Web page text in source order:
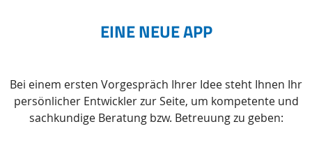
EINE NEUE APP
Bei einem ersten Vorgespräch Ihrer Idee steht Ihnen Ihr
persönlicher Entwickler zur Seite, um kompetente und
sachkundige Beratung bzw. Betreuung zu geben: